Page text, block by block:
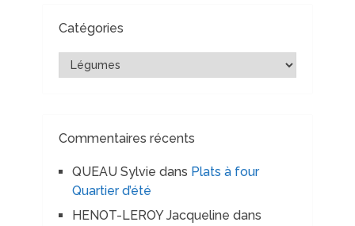
Catégories
Catégories
Commentaires récents
QUEAU Sylvie dans Plats à four
Quartier d’été
HENOT-LEROY Jacqueline dans